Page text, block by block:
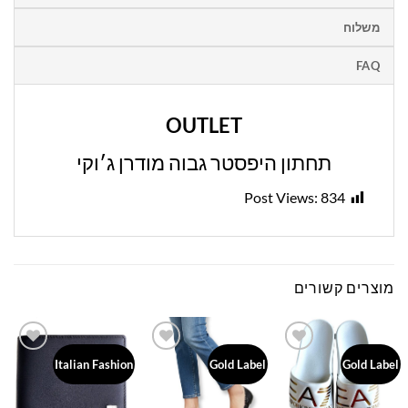
משלוח
FAQ
OUTLET
תחתון היפסטר גבוה מודרן ג׳וקי
Post Views: 834
מוצרים קשורים
Gold Label
Add to
wishlist
Gold Label
Italian Fashion
Add to
wishlist